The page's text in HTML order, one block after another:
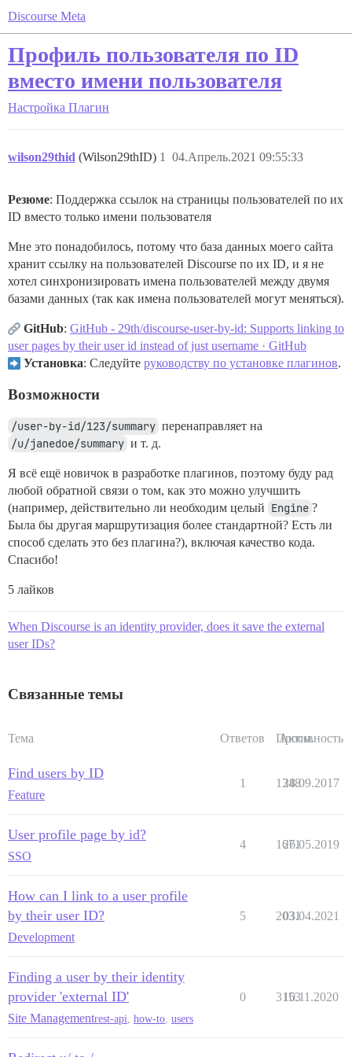
Discourse Meta
Профиль пользователя по ID
вместо имени пользователя
Настройка Плагин
wilson29thid (Wilson29thID) 04.Апрель.2021 09:55:33
1
Резюме: Поддержка ссылок на страницы пользователей по их
ID вместо только имени пользователя
Мне это понадобилось, потому что база данных моего сайта
хранит ссылку на пользователей Discourse по их ID, и я не
хотел синхронизировать имена пользователей между двумя
базами данных (так как имена пользователей могут меняться).
GitHub: GitHub - 29th/discourse-user-by-id: Supports linking to
user pages by their user id instead of just username · GitHub
Установка: Следуйте руководству по установке плагинов.
Возможности
/user-by-id/123/summary перенаправляет на
/u/janedoe/summary и т. д.
Я всё ещё новичок в разработке плагинов, поэтому буду рад
любой обратной связи о том, как это можно улучшить
(например, действительно ли необходим целый Engine ?
Была бы другая маршрутизация более стандартной? Есть ли
способ сделать это без плагина?), включая качество кода.
Спасибо!
5 лайков
When Discourse is an identity provider, does it save the external
user IDs?
Связанные темы
Тема Ответов Просм.
Активность
Find users by ID
Feature
1 1348
28.09.2017
User profile page by id?
SSO
4 1671
26.05.2019
How can I link to a user profile
by their user ID?
Development
5 2031
03.04.2021
Finding a user by their identity
provider 'external ID'
Site Managementrest-api how-to users
0 3153
10.11.2020